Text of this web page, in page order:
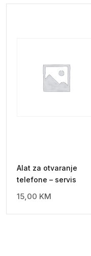
Alat za otvaranje
telefone – servis
15,00 KM